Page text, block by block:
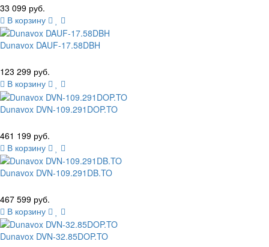
33 099 руб.
В корзину
Dunavox DAUF-17.58DBH
123 299 руб.
В корзину
Dunavox DVN-109.291DOP.TO
461 199 руб.
В корзину
Dunavox DVN-109.291DB.TO
467 599 руб.
В корзину
Dunavox DVN-32.85DOP.TO